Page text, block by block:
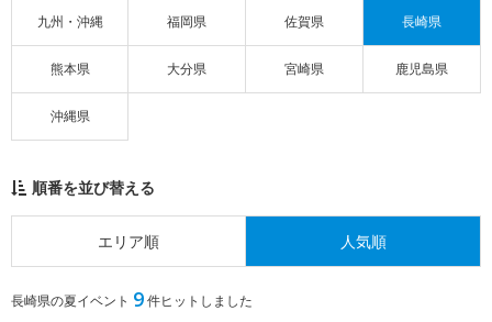
九州・沖縄 福岡県 佐賀県 長崎県
熊本県 大分県 宮崎県 鹿児島県
沖縄県
順番を並び替える
エリア順 人気順
長崎県の夏イベント 9件ヒットしました